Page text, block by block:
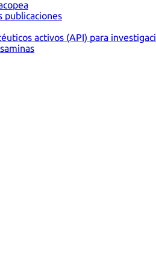
publicaciones
activos (API) para